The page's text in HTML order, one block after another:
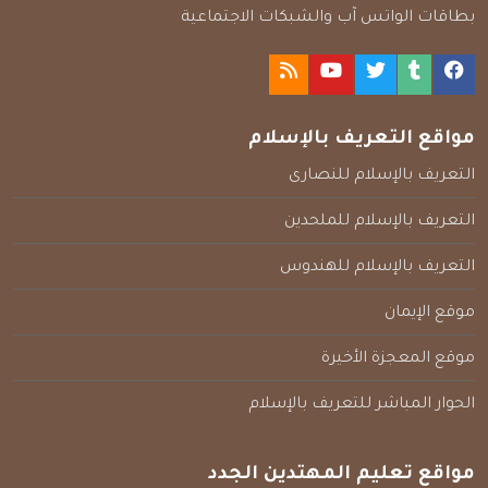
بطاقات الواتس آب والشبكات الاجتماعية
مواقع التعريف بالإسلام
التعريف بالإسلام للنصارى
التعريف بالإسلام للملحدين
التعريف بالإسلام للهندوس
موقع الإيمان
موقع المعجزة الأخيرة
الحوار المباشر للتعريف بالإسلام
مواقع تعليم المهتدين الجدد